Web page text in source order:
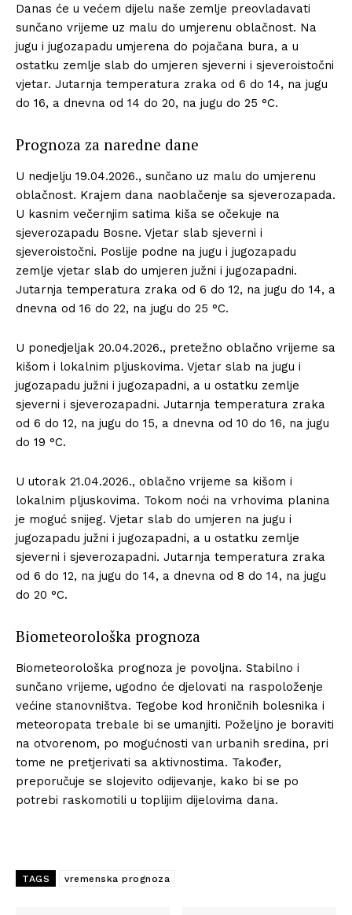
Danas će u većem dijelu naše zemlje preovladavati
sunčano vrijeme uz malu do umjerenu oblačnost. Na
jugu i jugozapadu umjerena do pojačana bura, a u
ostatku zemlje slab do umjeren sjeverni i sjeveroistočni
vjetar. Jutarnja temperatura zraka od 6 do 14, na jugu
do 16, a dnevna od 14 do 20, na jugu do 25 °C.
Prognoza za naredne dane
U nedjelju 19.04.2026., sunčano uz malu do umjerenu
oblačnost. Krajem dana naoblačenje sa sjeverozapada.
U kasnim večernjim satima kiša se očekuje na
sjeverozapadu Bosne. Vjetar slab sjeverni i
sjeveroistočni. Poslije podne na jugu i jugozapadu
zemlje vjetar slab do umjeren južni i jugozapadni.
Jutarnja temperatura zraka od 6 do 12, na jugu do 14, a
dnevna od 16 do 22, na jugu do 25 °C.
U ponedjeljak 20.04.2026., pretežno oblačno vrijeme sa
kišom i lokalnim pljuskovima. Vjetar slab na jugu i
jugozapadu južni i jugozapadni, a u ostatku zemlje
sjeverni i sjeverozapadni. Jutarnja temperatura zraka
od 6 do 12, na jugu do 15, a dnevna od 10 do 16, na jugu
do 19 °C.
U utorak 21.04.2026., oblačno vrijeme sa kišom i
lokalnim pljuskovima. Tokom noći na vrhovima planina
je moguć snijeg. Vjetar slab do umjeren na jugu i
jugozapadu južni i jugozapadni, a u ostatku zemlje
sjeverni i sjeverozapadni. Jutarnja temperatura zraka
od 6 do 12, na jugu do 14, a dnevna od 8 do 14, na jugu
do 20 °C.
Biometeorološka prognoza
Biometeorološka prognoza je povoljna. Stabilno i
sunčano vrijeme, ugodno će djelovati na raspoloženje
većine stanovništva. Tegobe kod hroničnih bolesnika i
meteoropata trebale bi se umanjiti. Poželjno je boraviti
na otvorenom, po mogućnosti van urbanih sredina, pri
tome ne pretjerivati sa aktivnostima. Također,
preporučuje se slojevito odijevanje, kako bi se po
potrebi raskomotili u toplijim dijelovima dana.
TAGS vremenska prognoza